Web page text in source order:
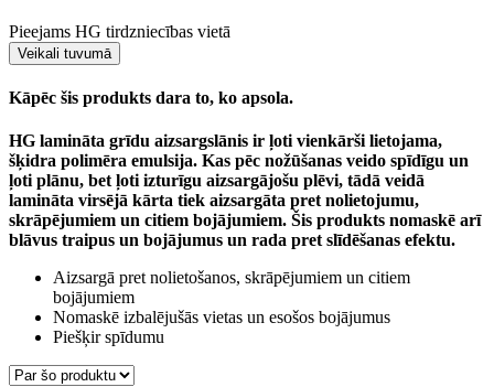
Pieejams HG tirdzniecības vietā
Veikali tuvumā
Kāpēc šis produkts dara to, ko apsola.
HG lamināta grīdu aizsargslānis ir ļoti vienkārši lietojama,
šķidra polimēra emulsija. Kas pēc nožūšanas veido spīdīgu un
ļoti plānu, bet ļoti izturīgu aizsargājošu plēvi, tādā veidā
lamināta virsējā kārta tiek aizsargāta pret nolietojumu,
skrāpējumiem un citiem bojājumiem. Šis produkts nomaskē arī
blāvus traipus un bojājumus un rada pret slīdēšanas efektu.
Aizsargā pret nolietošanos, skrāpējumiem un citiem
bojājumiem
Nomaskē izbalējušās vietas un esošos bojājumus
Piešķir spīdumu